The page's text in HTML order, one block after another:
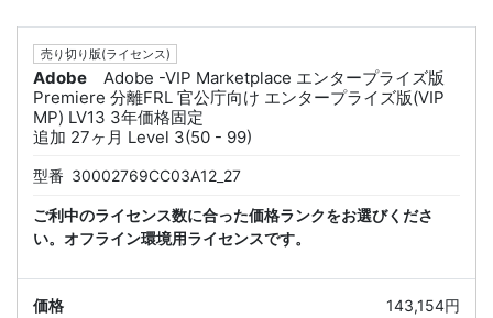
売り切り版(ライセンス)
Adobe
Adobe -VIP Marketplace エンタープライズ版
Premiere 分離FRL 官公庁向け エンタープライズ版(VIP
MP) LV13 3年価格固定
追加 27ヶ月 Level 3(50 - 99)
型番 30002769CC03A12_27
ご利中のライセンス数に合った価格ランクをお選びくださ
い。オフライン環境用ライセンスです。
143,154円